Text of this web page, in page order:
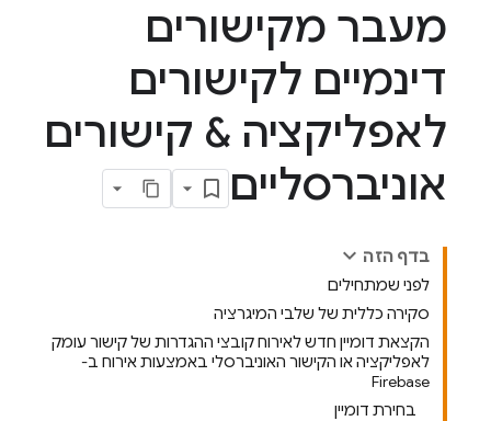
מעבר מקישורים
דינמיים לקישורים
לאפליקציה & קישורים
אוניברסליים
בדף הזה
לפני שמתחילים
סקירה כללית של שלבי המיגרציה
הקצאת דומיין חדש לאירוח קובצי ההגדרות של קישור עומק
לאפליקציה או הקישור האוניברסלי באמצעות אירוח ב-
Firebase
בחירת דומיין